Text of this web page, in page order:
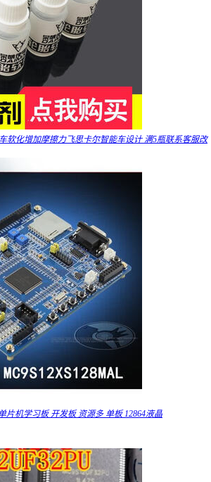
软化增加摩擦力飞思卡尔智能车设计 满5瓶联系客服改
片机学习板 开发板 资源多 单板 12864液晶